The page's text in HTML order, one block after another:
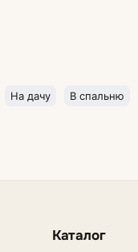
На дачу В спальню
Каталог